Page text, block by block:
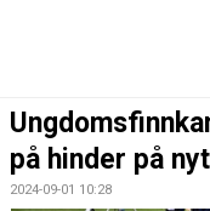
på hinder på
2024-09-01 10:28